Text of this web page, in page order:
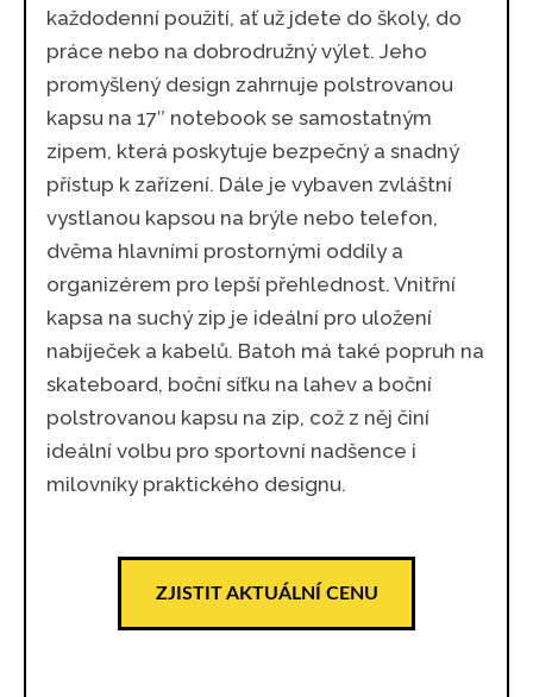
každodenní použití, ať už jdete do školy, do
práce nebo na dobrodružný výlet. Jeho
promyšlený design zahrnuje polstrovanou
kapsu na 17″ notebook se samostatným
zipem, která poskytuje bezpečný a snadný
přístup k zařízení. Dále je vybaven zvláštní
vystlanou kapsou na brýle nebo telefon,
dvěma hlavními prostornými oddíly a
organizérem pro lepší přehlednost. Vnitřní
kapsa na suchý zip je ideální pro uložení
nabíječek a kabelů. Batoh má také popruh na
skateboard, boční síťku na lahev a boční
polstrovanou kapsu na zip, což z něj činí
ideální volbu pro sportovní nadšence i
milovníky praktického designu.
ZJISTIT AKTUÁLNÍ CENU